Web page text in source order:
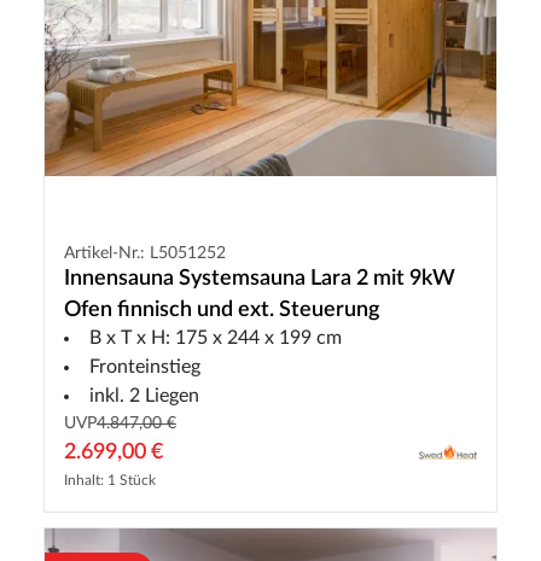
Artikel-Nr.: L5051252
Innensauna Systemsauna Lara 2 mit 9kW
Ofen finnisch und ext. Steuerung
B x T x H: 175 x 244 x 199 cm
Fronteinstieg
inkl. 2 Liegen
UVP4.847,00 €
2.699,00 €
Inhalt: 1 Stück